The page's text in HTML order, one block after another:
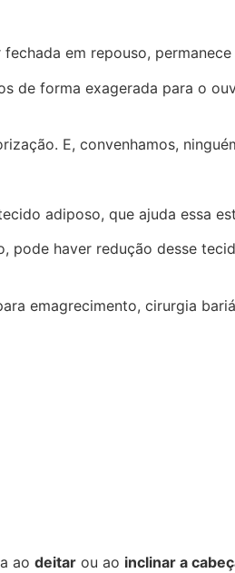
em repouso,
de forma exagerada para o
E, convenhamos,
adiposo, que ajuda essa
pode haver redução desse
emagrecimento, cirurgia
ao deitar ou ao inclinar a